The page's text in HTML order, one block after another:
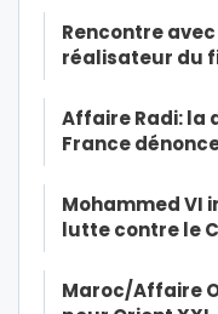
Rencontre
réalisateur du
Affaire Radi: la
France
Mohammed VI
lutte contre le
Maroc/Affaire